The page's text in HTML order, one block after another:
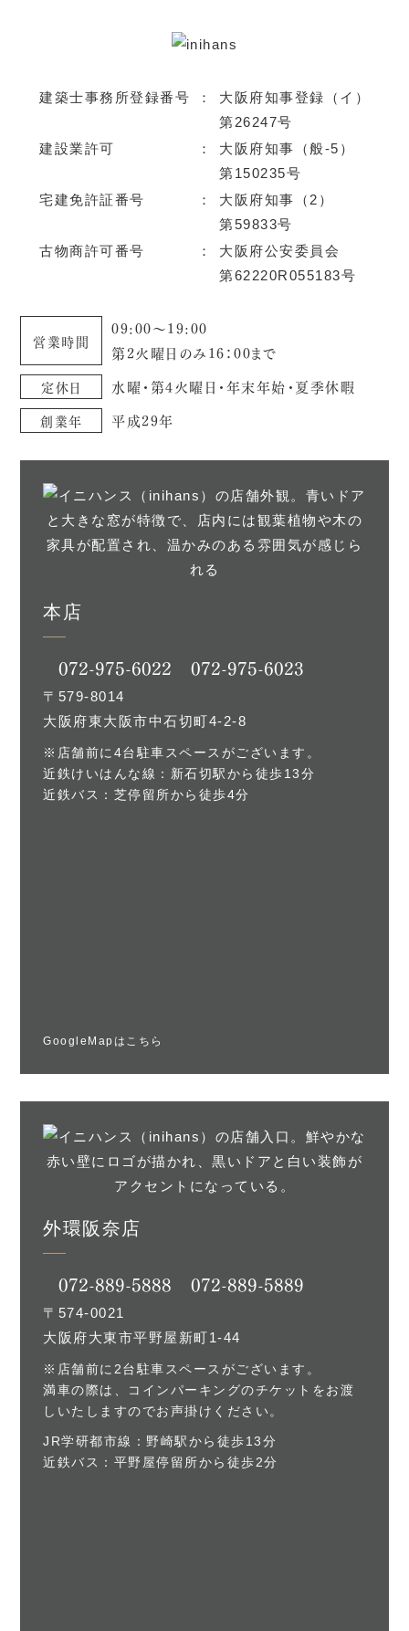
建築士事務所登録番号 ：
大阪府知事登録（イ）
第26247号
建設業許可
：
大阪府知事（般-5）
第150235号
宅建免許証番号
：
大阪府知事（2）
第59833号
古物商許可番号
：
大阪府公安委員会
第62220R055183号
営業時間
09:00～19:00
第2火曜日のみ16：00まで
定休日 水曜・第4火曜日・年末年始・夏季休暇
創業年 平成29年
本店
072-975-6022 072-975-6023
〒579-8014
大阪府東大阪市中石切町4-2-8
※店舗前に4台駐車スペースがございます。
近鉄けいはんな線：新石切駅から徒歩13分
近鉄バス：芝停留所から徒歩4分
GoogleMapはこちら
外環阪奈店
072-889-5888 072-889-5889
〒574-0021
大阪府大東市平野屋新町1-44
※店舗前に2台駐車スペースがございます。
満車の際は、コインパーキングのチケットをお渡
しいたしますのでお声掛けください。
JR学研都市線：野崎駅から徒歩13分
近鉄バス：平野屋停留所から徒歩2分